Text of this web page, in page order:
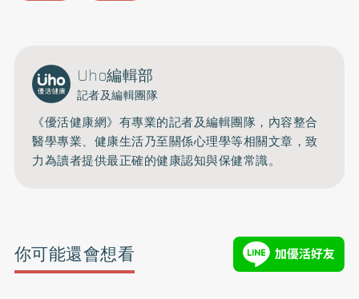
Uho編輯部
記者及編輯團隊
《優活健康網》有專業的記者及編輯團隊，內容整合
醫學專業、健康生活乃至關係心理學等相關文章，致
力為讀者提供最正確的健康認知與保健常識。
你可能還會想看